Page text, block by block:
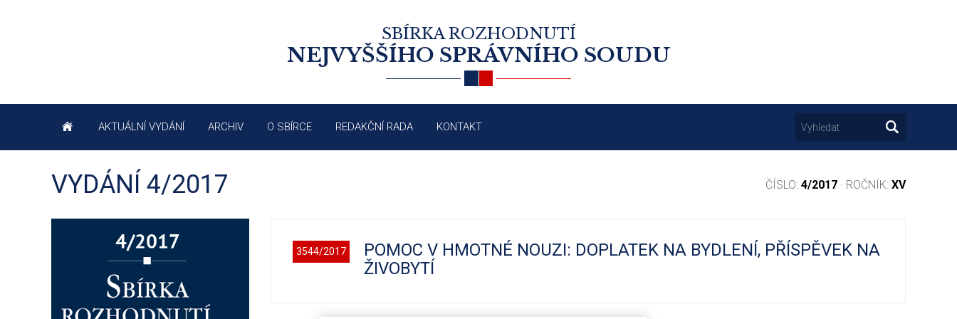
SBÍRKA ROZHODNUTÍ
NEJVYŠŠÍHO SPRÁVNÍHO SOUDU
AKTUÁLNÍ VYDÁNÍ ARCHIV O SBÍRCE REDAKČNÍ RADA KONTAKT
VYDÁNÍ 4/2017 ČÍSLO: 4/2017 · ROČNÍK: XV
3544/2017
POMOC V HMOTNÉ NOUZI: DOPLATEK NA BYDLENÍ, PŘÍSPĚVEK NA
ŽIVOBYTÍ